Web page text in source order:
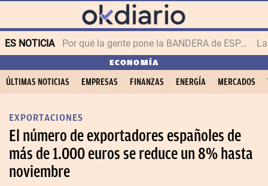
ES NOTICIA Por qué la gente pone la BANDERA de ESPAÑA en el balcón
ECONOMÍA
ÚLTIMAS NOTICIAS EMPRESAS FINANZAS ENERGÍA MERCADOS
EXPORTACIONES
El número de exportadores españoles de
más de 1.000 euros se reduce un 8% hasta
noviembre